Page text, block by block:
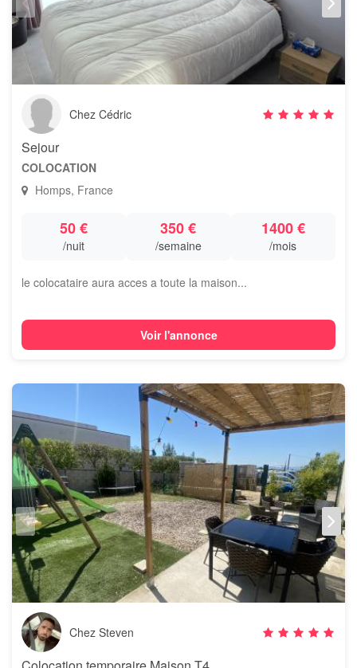
Chez Cédric
Sejour
COLOCATION
Homps, France
50 €
/nuit
350 €
/semaine
1400 €
/mois
le colocataire aura acces a toute la maison...
Voir l'annonce
Chez Steven